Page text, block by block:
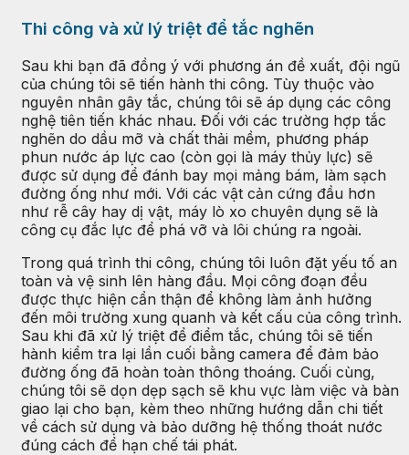
Thi công và xử lý triệt để tắc nghẽn
Sau khi bạn đã đồng ý với phương án đề xuất, đội ngũ
của chúng tôi sẽ tiến hành thi công. Tùy thuộc vào
nguyên nhân gây tắc, chúng tôi sẽ áp dụng các công
nghệ tiên tiến khác nhau. Đối với các trường hợp tắc
nghẽn do dầu mỡ và chất thải mềm, phương pháp
phun nước áp lực cao (còn gọi là máy thủy lực) sẽ
được sử dụng để đánh bay mọi mảng bám, làm sạch
đường ống như mới. Với các vật cản cứng đầu hơn
như rễ cây hay dị vật, máy lò xo chuyên dụng sẽ là
công cụ đắc lực để phá vỡ và lôi chúng ra ngoài.
Trong quá trình thi công, chúng tôi luôn đặt yếu tố an
toàn và vệ sinh lên hàng đầu. Mọi công đoạn đều
được thực hiện cẩn thận để không làm ảnh hưởng
đến môi trường xung quanh và kết cấu của công trình.
Sau khi đã xử lý triệt để điểm tắc, chúng tôi sẽ tiến
hành kiểm tra lại lần cuối bằng camera để đảm bảo
đường ống đã hoàn toàn thông thoáng. Cuối cùng,
chúng tôi sẽ dọn dẹp sạch sẽ khu vực làm việc và bàn
giao lại cho bạn, kèm theo những hướng dẫn chi tiết
về cách sử dụng và bảo dưỡng hệ thống thoát nước
đúng cách để hạn chế tái phát.